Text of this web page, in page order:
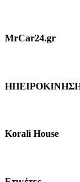
MrCar24.gr
ΗΠΕΙΡΟΚΙΝΗΣΗ
Korali House